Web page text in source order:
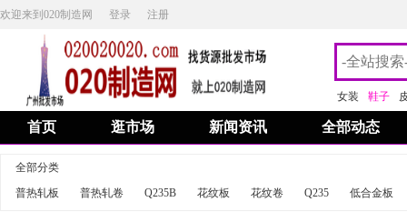
欢迎来到020制造网 登录 注册
女装 鞋子
首页 逛市场 新闻资讯 全部动态
全部分类
普热轧板
普热轧卷 Q235B 花纹板 花纹卷 Q235 低合金板